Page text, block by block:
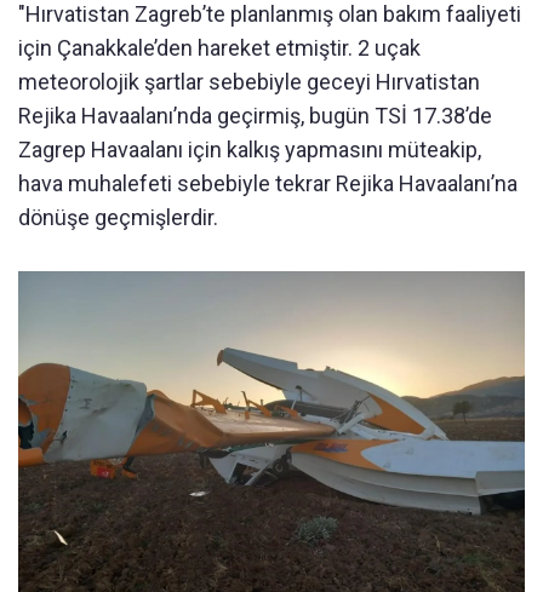
"Hırvatistan Zagreb’te planlanmış olan bakım faaliyeti
için Çanakkale’den hareket etmiştir. 2 uçak
meteorolojik şartlar sebebiyle geceyi Hırvatistan
Rejika Havaalanı’nda geçirmiş, bugün TSİ 17.38’de
Zagrep Havaalanı için kalkış yapmasını müteakip,
hava muhalefeti sebebiyle tekrar Rejika Havaalanı’na
dönüşe geçmişlerdir.